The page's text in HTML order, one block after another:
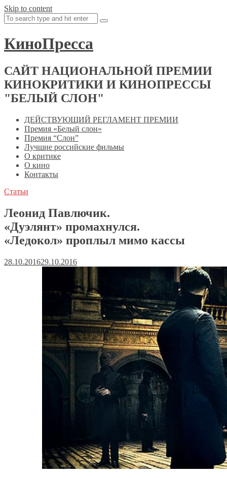
Skip to content
КиноПресса
САЙТ НАЦИОНАЛЬНОЙ ПРЕМИИ
КИНОКРИТИКИ И КИНОПРЕССЫ
"БЕЛЫЙ СЛОН"
ДЕЙСТВУЮЩИЙ РЕГЛАМЕНТ ПРЕМИИ
Премия «Белый слон»
Премия “Слон”
Лучшие российские фильмы
О критике
О кино
Контакты
Статьи
Леонид Павлючик.
«Дуэлянт» промахнулся.
«Ледокол» проплыл мимо кассы
28.10.201629.10.2016